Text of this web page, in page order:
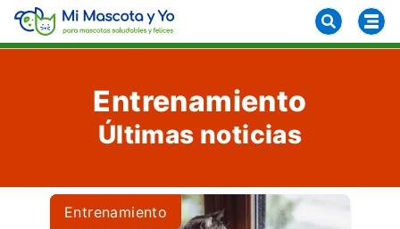
Entrenamiento
Últimas noticias
Entrenamiento